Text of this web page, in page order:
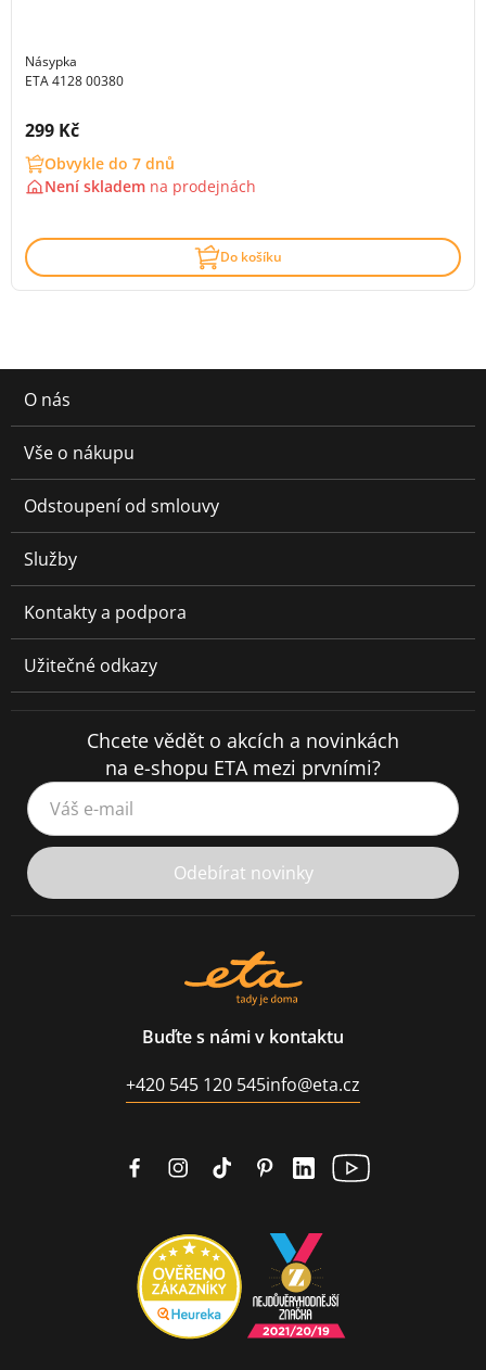
Násypka
ETA 4128 00380
Cena s DPH:
299 Kč
Obvykle do 7 dnů
Není skladem na prodejnách
Do košíku
O nás
Vše o nákupu
Odstoupení od smlouvy
Služby
Kontakty a podpora
Užitečné odkazy
Chcete vědět o akcích a novinkách
na e-shopu ETA mezi prvními?
Váš e-mail
Odebírat novinky
Buďte s námi v kontaktu
+420 545 120 545info@eta.cz